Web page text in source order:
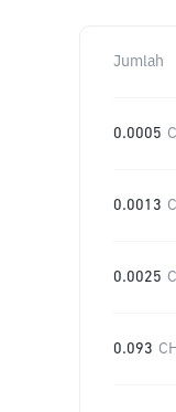
Jumlah
0.0005
0.0013
0.0025
0.093